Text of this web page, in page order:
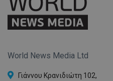
World News Media Ltd
Γιάννου Κρανιδιώτη 102,